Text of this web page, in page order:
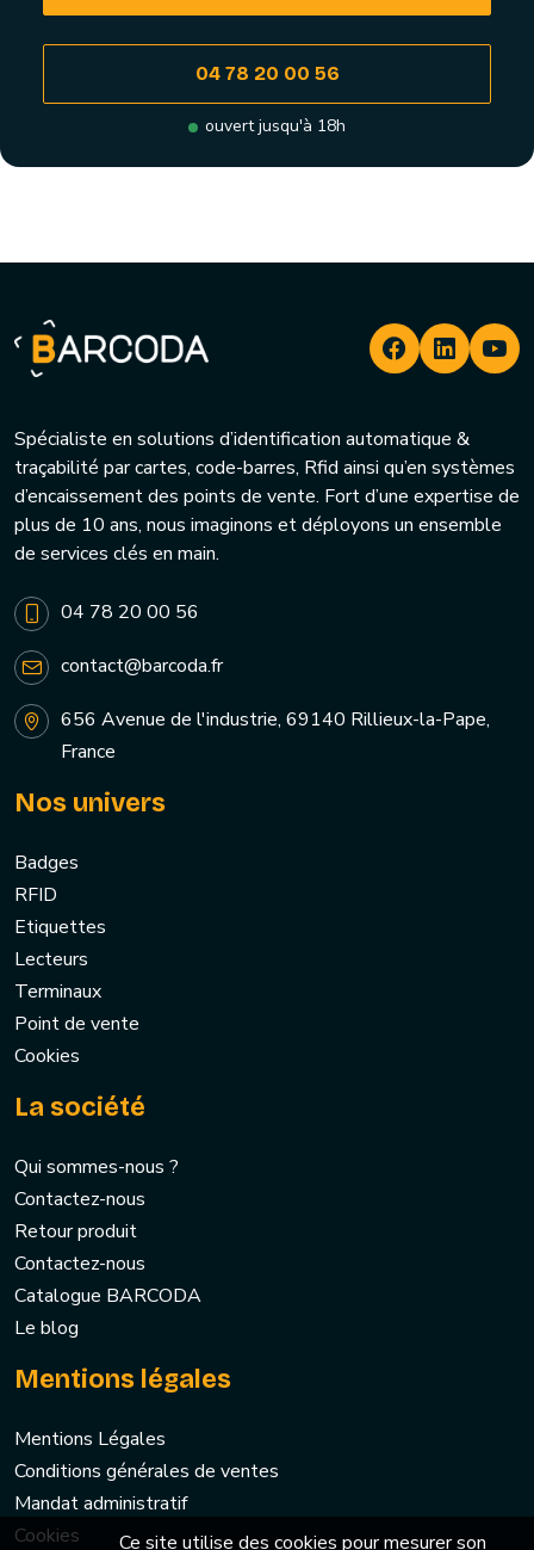
04 78 20 00 56
ouvert jusqu'à 18h
Spécialiste en solutions d’identification automatique &
traçabilité par cartes, code-barres, Rfid ainsi qu’en systèmes
d’encaissement des points de vente. Fort d’une expertise de
plus de 10 ans, nous imaginons et déployons un ensemble
de services clés en main.
04 78 20 00 56
contact@barcoda.fr
656 Avenue de l'industrie, 69140 Rillieux-la-Pape,
France
Nos univers
Badges
RFID
Etiquettes
Lecteurs
Terminaux
Point de vente
Cookies
La société
Qui sommes-nous ?
Contactez-nous
Retour produit
Contactez-nous
Catalogue BARCODA
Le blog
Mentions légales
Mentions Légales
Conditions générales de ventes
Mandat administratif
Cookies
Ce site utilise des cookies pour mesurer son